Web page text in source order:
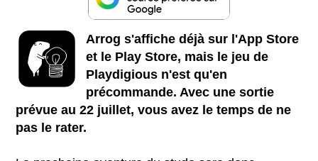
Arrog s'affiche déjà sur l'App Store
et le Play Store, mais le jeu de
Playdigious n'est qu'en
précommande. Avec une sortie
prévue au 22 juillet, vous avez le temps de ne
pas le rater.